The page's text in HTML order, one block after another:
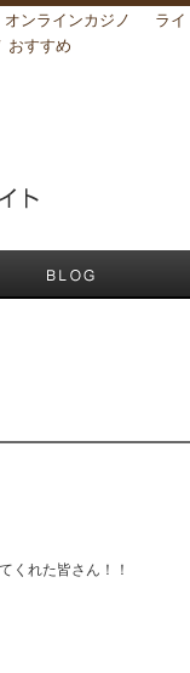
オンラインカジノ
ライ
おすすめ
くれた皆さん！！